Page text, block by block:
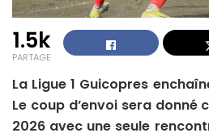
1.5k
PARTAGE
La Ligue 1 Guicopres
Le coup d’envoi sera donné
2026 avec une seule